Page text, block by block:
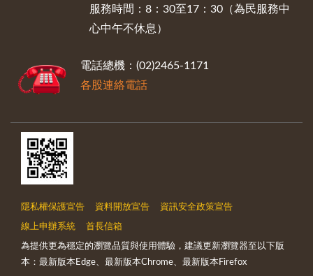
服務時間：8：30至17：30（為民服務中
心中午不休息）
電話總機：(02)2465-1171
各股連絡電話
隱私權保護宣告 資料開放宣告 資訊安全政策宣告
線上申辦系統 首長信箱
為提供更為穩定的瀏覽品質與使用體驗，建議更新瀏覽器至以下版
本：最新版本Edge、最新版本Chrome、最新版本Firefox